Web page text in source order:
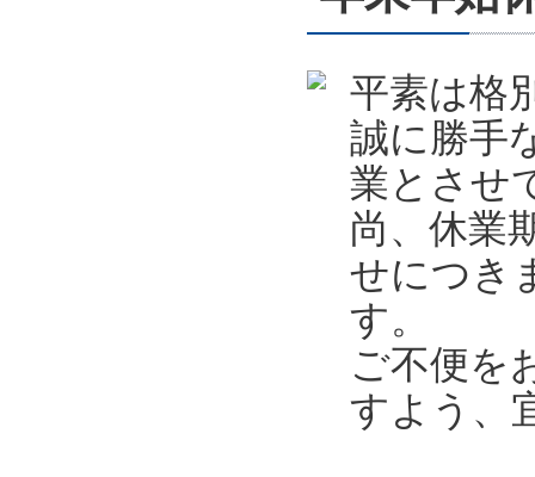
平素は格
誠に勝手
業とさせ
尚、休業
せにつき
す。
ご不便を
すよう、